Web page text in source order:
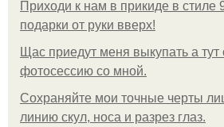
Приходи к нам в прикиде в стиле
подарки от руки вверх!
Щас приедут меня выкупать а тут
фотосессию со мной.
Сохраняйте мои точные черты
линию скул, носа и разрез глаз.